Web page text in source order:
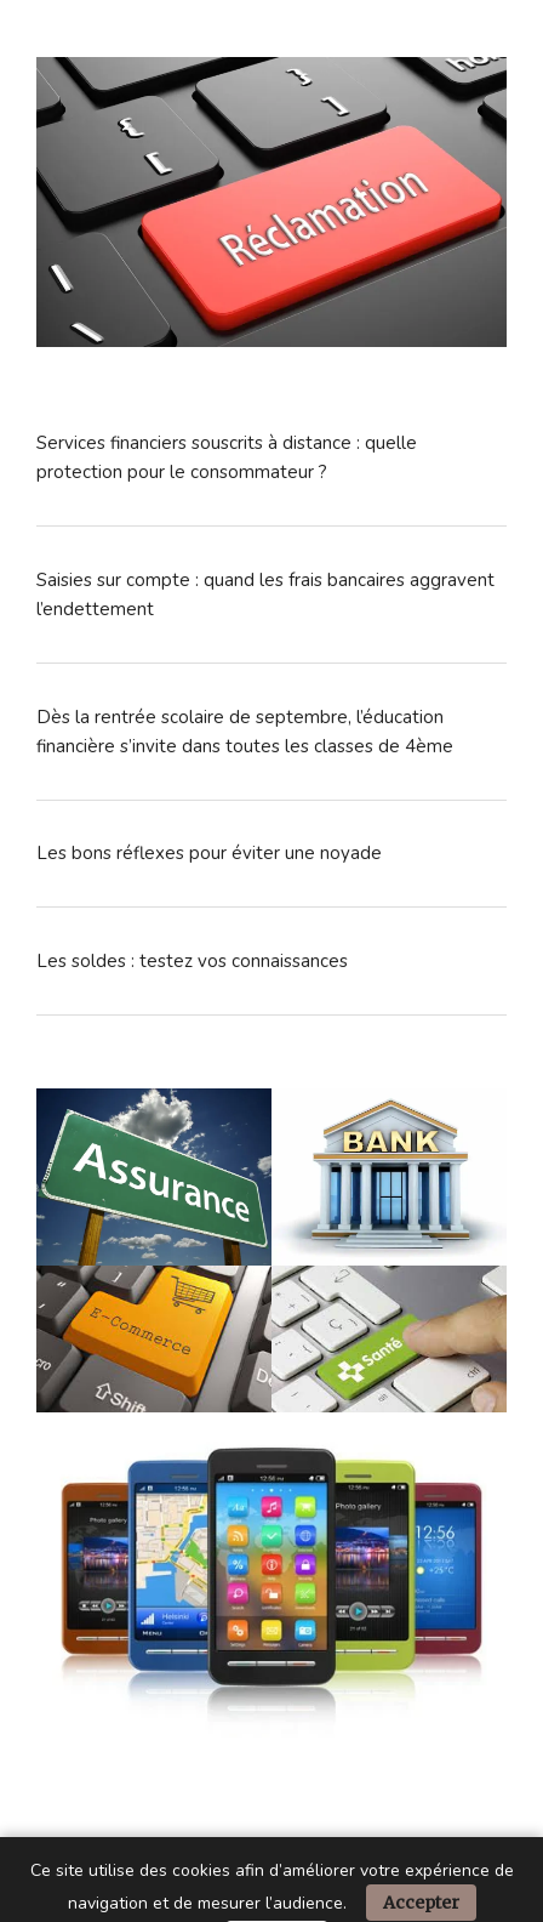
Services financiers souscrits à distance : quelle
protection pour le consommateur ?
Saisies sur compte : quand les frais bancaires aggravent
l’endettement
Dès la rentrée scolaire de septembre, l’éducation
financière s’invite dans toutes les classes de 4ème
Les bons réflexes pour éviter une noyade
Les soldes : testez vos connaissances
Ce site utilise des cookies afin d’améliorer votre expérience de
navigation et de mesurer l’audience.
Accepter